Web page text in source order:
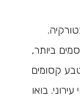
ביותר,
קסומים
בואו